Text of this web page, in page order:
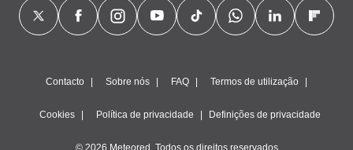
Contacto Sobre nós FAQ Termos de utilização
Cookies Política de privacidade Definições de privacidade
© 2026 Meteored. Todos os direitos reservados